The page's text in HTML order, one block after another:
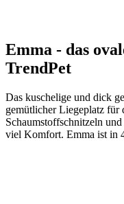
Emma - das
TrendPet
Das kuschelige und dick
gemütlicher Liegeplatz
Schaumstoffschnitzeln
viel Komfort. Emma ist in